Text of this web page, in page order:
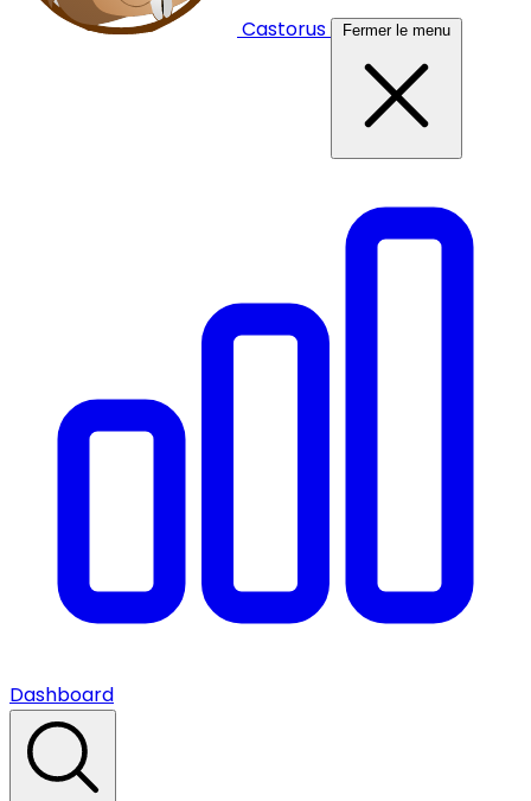
Castorus Fermer le menu
Dashboard